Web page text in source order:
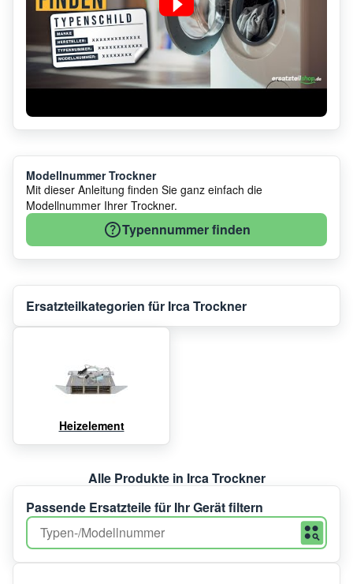
Modellnummer Trockner
Mit dieser Anleitung finden Sie ganz einfach die
Modellnummer Ihrer Trockner.
Typennummer finden
Ersatzteilkategorien für Irca Trockner
Heizelement
Alle Produkte in Irca Trockner
Passende Ersatzteile für Ihr Gerät filtern